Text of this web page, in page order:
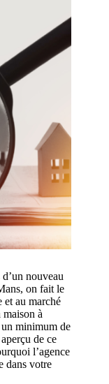
nouveau
on fait le
et au marché
à
un minimum de
de ce
l’agence
dans votre